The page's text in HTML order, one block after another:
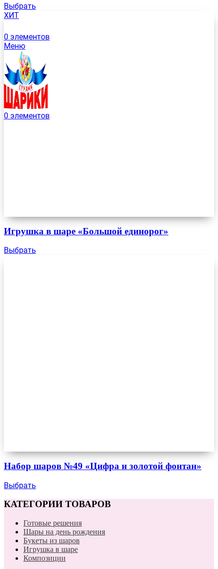
0 элементов
Меню
0 элементов
Выбрать
ХИТ
Игрушка в шаре «Большой единорог»
Выбрать
Набор шаров №49 «Цифра и золотой фонтан»
Выбрать
КАТЕГОРИИ ТОВАРОВ
Готовые решения
Шары на день рождения
Букеты из шаров
Игрушка в шаре
Композиции